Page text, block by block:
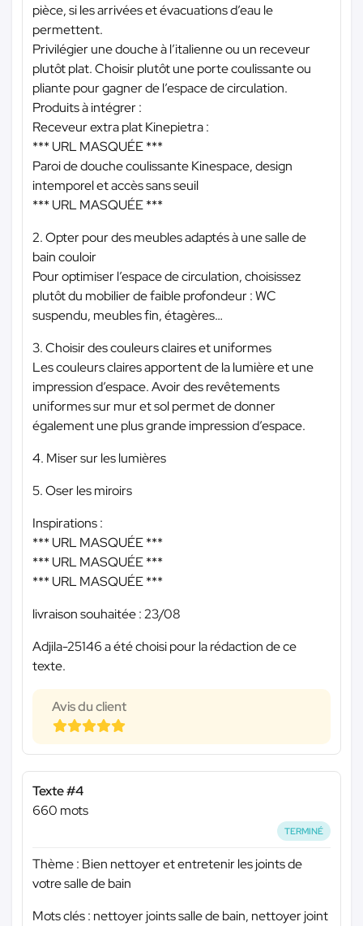
pièce, si les arrivées et évacuations d’eau le
permettent.
Privilégier une douche à l’italienne ou un receveur
plutôt plat. Choisir plutôt une porte coulissante ou
pliante pour gagner de l’espace de circulation.
Produits à intégrer :
Receveur extra plat Kinepietra :
*** URL MASQUÉE ***
Paroi de douche coulissante Kinespace, design
intemporel et accès sans seuil
*** URL MASQUÉE ***
2. Opter pour des meubles adaptés à une salle de
bain couloir
Pour optimiser l’espace de circulation, choisissez
plutôt du mobilier de faible profondeur : WC
suspendu, meubles fin, étagères…
3. Choisir des couleurs claires et uniformes
Les couleurs claires apportent de la lumière et une
impression d’espace. Avoir des revêtements
uniformes sur mur et sol permet de donner
également une plus grande impression d’espace.
4. Miser sur les lumières
5. Oser les miroirs
Inspirations :
*** URL MASQUÉE ***
*** URL MASQUÉE ***
*** URL MASQUÉE ***
livraison souhaitée : 23/08
Adjila-25146 a été choisi pour la rédaction de ce
texte.
Avis du client
Texte #4
660 mots
TERMINÉ
Thème : Bien nettoyer et entretenir les joints de
votre salle de bain
Mots clés : nettoyer joints salle de bain, nettoyer joint